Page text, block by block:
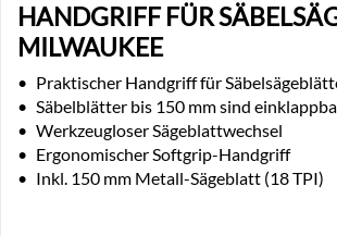
HANDGRIFF FÜR
MILWAUKEE
• Praktischer Handgriff für
• Säbelblätter bis 150 mm sind
• Werkzeugloser Sägeblattwechsel
• Ergonomischer Softgrip-Handgriff
• Inkl. 150 mm Metall-Sägeblatt (18 TPI)